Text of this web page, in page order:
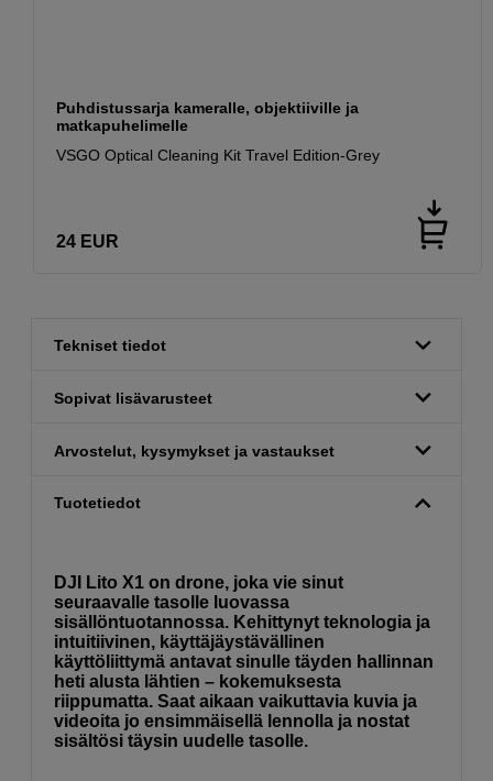
Puhdistussarja kameralle, objektiiville ja
matkapuhelimelle
VSGO Optical Cleaning Kit Travel Edition-Grey
24 EUR
Tekniset tiedot
Sopivat lisävarusteet
Arvostelut, kysymykset ja vastaukset
Tuotetiedot
DJI Lito X1 on drone, joka vie sinut
seuraavalle tasolle luovassa
sisällöntuotannossa. Kehittynyt teknologia ja
intuitiivinen, käyttäjäystävällinen
käyttöliittymä antavat sinulle täyden hallinnan
heti alusta lähtien – kokemuksesta
riippumatta. Saat aikaan vaikuttavia kuvia ja
videoita jo ensimmäisellä lennolla ja nostat
sisältösi täysin uudelle tasolle.